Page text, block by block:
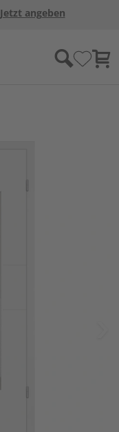
Jetzt angeben